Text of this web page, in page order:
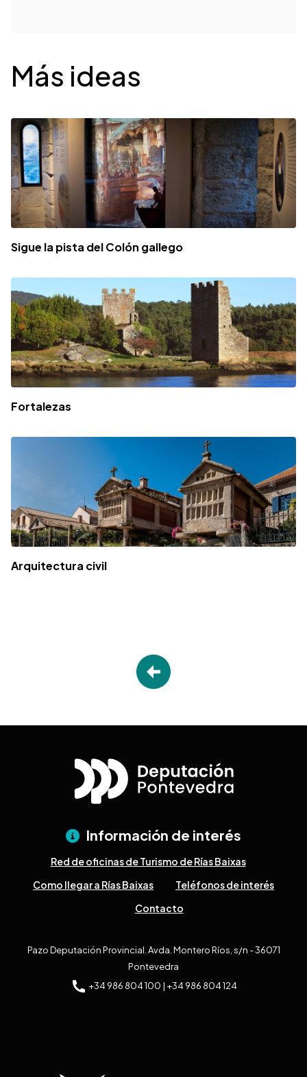
Desplegable
Más ideas
Sigue la pista del Colón gallego
Fortalezas
Arquitectura civil
Información de interés
Red de oficinas de Turismo de Rías Baixas
Como llegar a Rías Baixas
Teléfonos de interés
Contacto
Pazo Deputación Provincial. Avda. Montero Ríos, s/n - 36071
Pontevedra
+34 986 804 100 | +34 986 804 124